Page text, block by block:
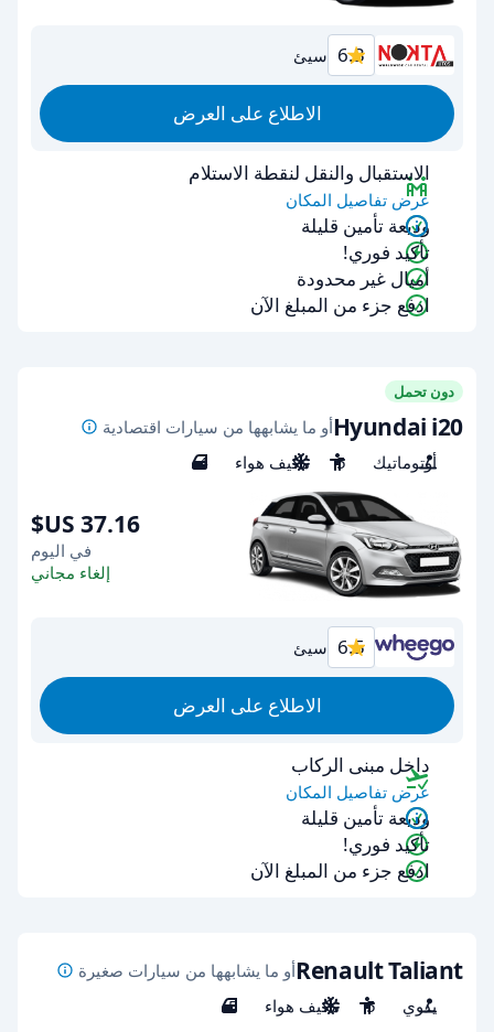
6.3 سيئ
الاطلاع على العرض
الاستقبال والنقل لنقطة الاستلام
عرض تفاصيل المكان
وديعة تأمين قليلة
تأكيد فوري!
أميال غير محدودة
ادفع جزء من المبلغ الآن
دون تحمل
Hyundai i20أو ما يشابهها من سيارات اقتصادية
أوتوماتيك
5 مكيف هواء 4
في اليوم
إلغاء مجاني
6.5 سيئ
الاطلاع على العرض
داخل مبنى الركاب
عرض تفاصيل المكان
وديعة تأمين قليلة
تأكيد فوري!
ادفع جزء من المبلغ الآن
Renault Taliantأو ما يشابهها من سيارات صغيرة
يدوي
5 مكيف هواء 5